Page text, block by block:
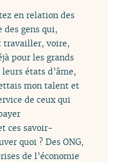
en relation des
gens qui,
travailler, voire,
pour les grands
états d’âme,
mon talent et
de ceux qui
ces savoir-
quoi ? Des ONG,
de l’économie